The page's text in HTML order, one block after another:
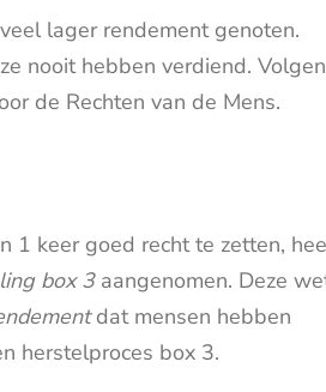
lager rendement genoten.
nooit hebben verdiend.
de Rechten van de Mens.
1 keer goed recht te zetten,
box 3aangenomen. Deze
dat mensen hebben
herstelproces box 3.